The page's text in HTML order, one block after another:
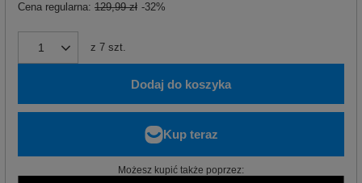
Cena regularna: 129,99 zł -32%
z 7 szt.
Dodaj do koszyka
Możesz kupić także poprzez: